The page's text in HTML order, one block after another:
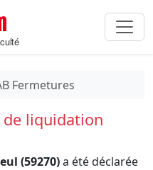
Fermetures
de liquidation
(59270)a été déclarée